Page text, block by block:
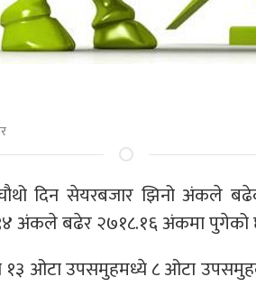
चौथो दिन सेयरबजार झिनो अंकले
अंकले बढेर २७१८.१६ अंकमा पुगेको
१३ ओटा उपसमुहमध्ये ८ ओटा